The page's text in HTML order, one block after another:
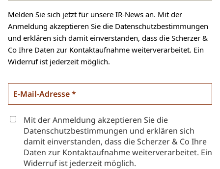
Melden Sie sich jetzt für unsere IR-News an. Mit der
Anmeldung akzeptieren Sie die Datenschutzbestimmungen
und erklären sich damit einverstanden, dass die Scherzer &
Co Ihre Daten zur Kontaktaufnahme weiterverarbeitet. Ein
Widerruf ist jederzeit möglich.
Mit der Anmeldung akzeptieren Sie die
Datenschutzbestimmungen und erklären sich
damit einverstanden, dass die Scherzer & Co Ihre
Daten zur Kontaktaufnahme weiterverarbeitet. Ein
Widerruf ist jederzeit möglich.